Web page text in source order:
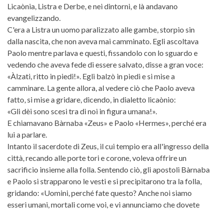
Licaònia, Listra e Derbe, e nei dintorni, e là andavano
evangelizzando.
C'era a Listra un uomo paralizzato alle gambe, storpio sin
dalla nascita, che non aveva mai camminato. Egli ascoltava
Paolo mentre parlava e questi, fissandolo con lo sguardo e
vedendo che aveva fede di essere salvato, disse a gran voce:
«Àlzati, ritto in piedi!». Egli balzò in piedi e si mise a
camminare. La gente allora, al vedere ciò che Paolo aveva
fatto, si mise a gridare, dicendo, in dialetto licaònio:
«Gli dèi sono scesi tra di noi in figura umana!».
E chiamavano Bàrnaba «Zeus» e Paolo «Hermes», perché era
lui a parlare.
Intanto il sacerdote di Zeus, il cui tempio era all'ingresso della
città, recando alle porte tori e corone, voleva offrire un
sacrificio insieme alla folla. Sentendo ciò, gli apostoli Bàrnaba
e Paolo si strapparono le vesti e si precipitarono tra la folla,
gridando: «Uomini, perché fate questo? Anche noi siamo
esseri umani, mortali come voi, e vi annunciamo che dovete